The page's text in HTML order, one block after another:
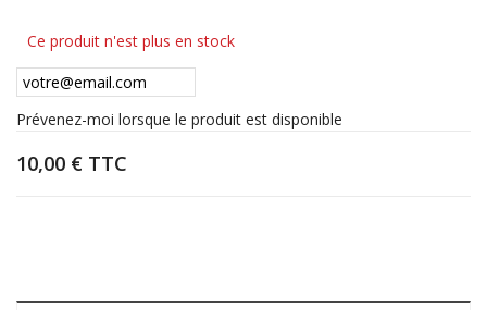
Ce produit n'est plus en stock
Prévenez-moi lorsque le produit est disponible
10,00 € TTC